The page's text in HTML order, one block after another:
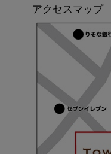
アクセスマップ